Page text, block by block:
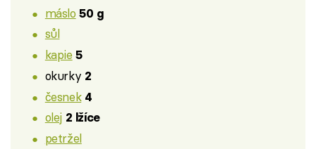
máslo 50 g
sůl
kapie 5
okurky 2
česnek 4
olej 2 lžíce
petržel